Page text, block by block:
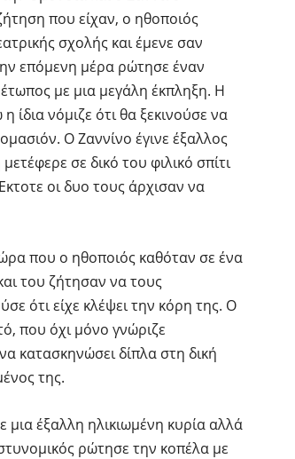
που είχαν, ο ηθοποιός
σχολής και έμενε σαν
επόμενη μέρα ρώτησε έναν
με μια μεγάλη έκπληξη. Η
ίδια νόμιζε ότι θα ξεκινούσε να
Ο Ζαννίνο έγινε έξαλλος
σε δικό του φιλικό σπίτι
οι δυο τους άρχισαν να
που ο ηθοποιός καθόταν σε ένα
του ζήτησαν να τους
ότι είχε κλέψει την κόρη της. Ο
που όχι μόνο γνώριζε
κατασκηνώσει δίπλα στη δική
της.
μια έξαλλη ηλικιωμένη κυρία αλλά
ρώτησε την κοπέλα με